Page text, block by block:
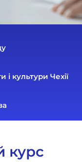
і культури Чехії
курс